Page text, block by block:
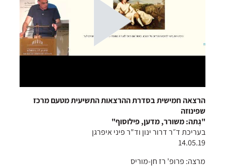
הרצאה חמישית בסדרת ההרצאות התשיעית מטעם מרכז
שפינוזה
"גֶתה: משורר, מדען, פילוסוף"
בעריכת ד״ר דרור ינון וד"ר פיני איפרגן
14.05.19
מרצה: פרופ' רז חן-מוריס